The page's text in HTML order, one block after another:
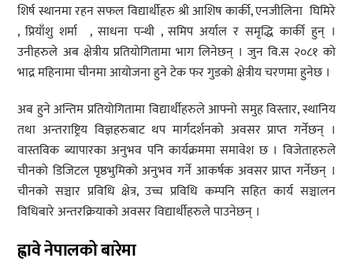
शिर्ष स्थानमा रहन सफल विद्यार्थीहरु श्री आशिष कार्की, एनजीलिना घिमिरे
, प्रियाँशु शर्मा , साधना पन्थी , समिप अर्याल र समृद्धि कार्की हुन् ।
उनीहरुले अब क्षेत्रीय प्रतियोगितामा भाग लिनेछन् । जुन वि.स २०८१ को
भाद्र महिनामा चीनमा आयोजना हुने टेक फर गुडको क्षेत्रीय चरणमा हुनेछ ।
अब हुने अन्तिम प्रतियोगितामा विद्यार्थीहरुले आफ्नो समुह विस्तार, स्थानिय
तथा अन्तराष्ट्रिय विज्ञहरुबाट थप मार्गदर्शनको अवसर प्राप्त गर्नेछन् ।
वास्तविक ब्यापारका अनुभव पनि कार्यक्रममा समावेश छ । विजेताहरुले
चीनको डिजिटल पृष्ठभुमिको अनुभव गर्ने आकर्षक अवसर प्राप्त गर्नेछन् ।
चीनको सञ्चार प्रविधि क्षेत्र, उच्च प्रविधि कम्पनि सहित कार्य सञ्चालन
विधिबारे अन्तरक्रियाको अवसर विद्यार्थीहरुले पाउनेछन् ।
ह्वावे नेपालकोबारेमा